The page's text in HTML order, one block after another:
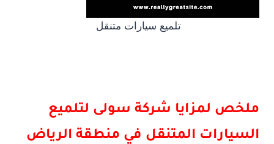
تلميع سيارات متنقل
ملخص لمزايا شركة سولى لتلميع
السيارات المتنقل في منطقة الرياض